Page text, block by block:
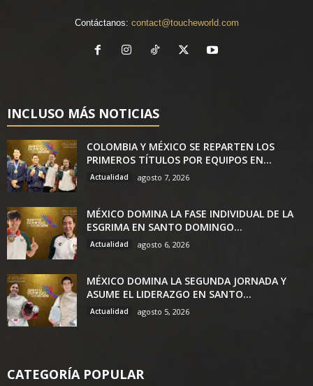
Contáctanos: contact@toucheworld.com
INCLUSO MÁS NOTICIAS
COLOMBIA Y MÉXICO SE REPARTEN LOS
PRIMEROS TÍTULOS POR EQUIPOS EN...
Actualidad agosto 7, 2026
MÉXICO DOMINA LA FASE INDIVIDUAL DE LA
ESGRIMA EN SANTO DOMINGO...
Actualidad agosto 6, 2026
MÉXICO DOMINA LA SEGUNDA JORNADA Y
ASUME EL LIDERAZGO EN SANTO...
Actualidad agosto 5, 2026
CATEGORÍA POPULAR